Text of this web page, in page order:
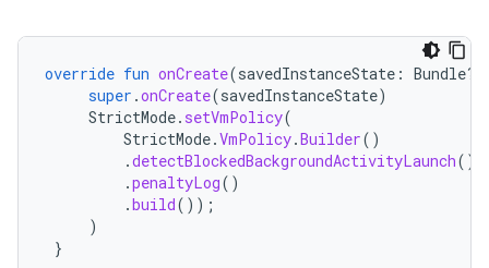
override fun onCreate(savedInstanceState : Bundle?)
super .onCreate(savedInstanceState)
StrictMode. setVmPolicy(
StrictMode.VmPolicy.Builder()
.detectBlockedBackgroundActivityLaunch()
.penaltyLog()
.build());
)
}